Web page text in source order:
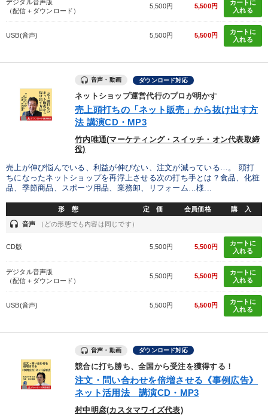
※「更新」を押すと「タグ・キーワード」を更新いただけます。
デジタル音声版
（配信＋ダウンロード）
5,500円 5,500円
カートに
入れる
USB(音声) 5,500円 5,500円
カートに
入れる
音声・動画 ダウンロード対応
ネットショップ運営代行のプロが明かす
売上頭打ちの「ネット販売」から抜け出す方
法 講演CD・MP3
竹内唯通(マーケティング・スイッチ・オン代表取締
役)
売上が伸び悩んでいる、利益が伸びない、注文が減っている…。 頭打
ちになったネットショップを再浮上させる次の打ち手とは？食品、化粧
品、季節商品、スポーツ用品、業務卸、リフォーム…様...
形 態 定 価 会員価格 購 入
headset 音声 （どの形態でも内容は同じです）
CD版 5,500円 5,500円
カートに
入れる
デジタル音声版
（配信＋ダウンロード）
5,500円 5,500円
カートに
入れる
USB(音声) 5,500円 5,500円
カートに
入れる
音声・動画 ダウンロード対応
競合に打ち勝ち、全国から受注を獲得する！
注文・問い合わせを倍増させる《事例広告》
ネット活用法 講演CD・MP3
村中明彦(カスタマワイズ代表)